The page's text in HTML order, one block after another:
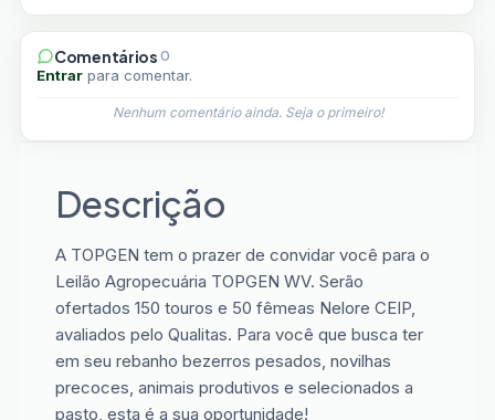
Comentários 0
Entrarpara comentar.
Nenhum comentário ainda. Seja o primeiro!
Descrição
A TOPGEN tem o prazer de convidar você para o
Leilão Agropecuária TOPGEN WV. Serão
ofertados 150 touros e 50 fêmeas Nelore CEIP,
avaliados pelo Qualitas. Para você que busca ter
em seu rebanho bezerros pesados, novilhas
precoces, animais produtivos e selecionados a
pasto, esta é a sua oportunidade!